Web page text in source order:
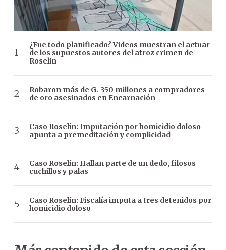
¿Fue todo planificado? Videos muestran el actuar
de los supuestos autores del atroz crimen de
Roselin
Robaron más de G. 350 millones a compradores
de oro asesinados en Encarnación
Caso Roselín: Imputación por homicidio doloso
apunta a premeditación y complicidad
Caso Roselín: Hallan parte de un dedo, filosos
cuchillos y palas
Caso Roselín: Fiscalía imputa a tres detenidos por
homicidio doloso